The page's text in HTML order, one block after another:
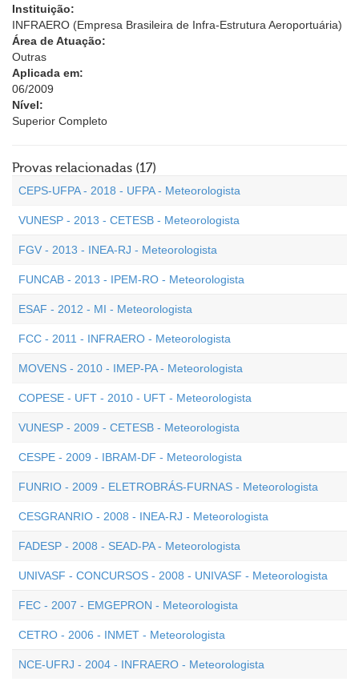
Instituição:
INFRAERO (Empresa Brasileira de Infra-Estrutura Aeroportuária)
Área de Atuação:
Outras
Aplicada em:
06/2009
Nível:
Superior Completo
Provas relacionadas (17)
CEPS-UFPA - 2018 - UFPA - Meteorologista
VUNESP - 2013 - CETESB - Meteorologista
FGV - 2013 - INEA-RJ - Meteorologista
FUNCAB - 2013 - IPEM-RO - Meteorologista
ESAF - 2012 - MI - Meteorologista
FCC - 2011 - INFRAERO - Meteorologista
MOVENS - 2010 - IMEP-PA - Meteorologista
COPESE - UFT - 2010 - UFT - Meteorologista
VUNESP - 2009 - CETESB - Meteorologista
CESPE - 2009 - IBRAM-DF - Meteorologista
FUNRIO - 2009 - ELETROBRÁS-FURNAS - Meteorologista
CESGRANRIO - 2008 - INEA-RJ - Meteorologista
FADESP - 2008 - SEAD-PA - Meteorologista
UNIVASF - CONCURSOS - 2008 - UNIVASF - Meteorologista
FEC - 2007 - EMGEPRON - Meteorologista
CETRO - 2006 - INMET - Meteorologista
NCE-UFRJ - 2004 - INFRAERO - Meteorologista